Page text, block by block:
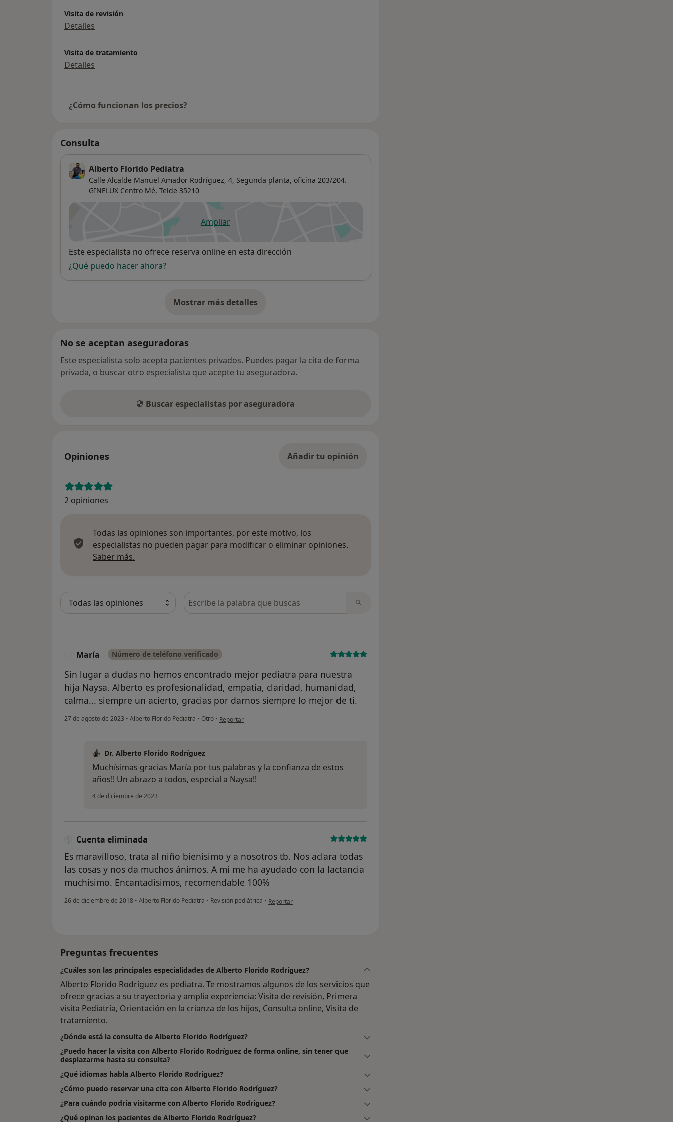
Visita de revisión
Detalles
Visita de tratamiento
Detalles
¿Cómo funcionan los precios?
Consulta
Alberto Florido Pediatra
Calle Alcalde Manuel Amador Rodríguez, 4, Segunda planta, oficina 203/204.
GINELUX Centro Mé, Telde 35210
Ampliarse abre en una nueva pestaña
Disponibilidad
Este especialista no ofrece reserva online en esta dirección
¿Qué puedo hacer ahora?
Mostrar más detalles
sobre la dirección
No se aceptan aseguradoras
Este especialista solo acepta pacientes privados. Puedes pagar la cita de forma
privada, o buscar otro especialista que acepte tu aseguradora.
Buscar especialistas por aseguradora
Opiniones Añadir tu opinión
2 opiniones
Todas las opiniones son importantes, por este motivo, los
especialistas no pueden pagar para modificar o eliminar opiniones.
Saber más.
Busca en opiniones
María Número de teléfono verificado
Sin lugar a dudas no hemos encontrado mejor pediatra para nuestra
hija Naysa. Alberto es profesionalidad, empatía, claridad, humanidad,
calma... siempre un acierto, gracias por darnos siempre lo mejor de tí.
27 de agosto de 2023 • Alberto Florido Pediatra • Otro • en opinión del usuario María
Reportar
Dr. Alberto Florido Rodríguez
Muchísimas gracias María por tus palabras y la confianza de estos
años!! Un abrazo a todos, especial a Naysa!!
4 de diciembre de 2023
Cuenta eliminada
Es maravilloso, trata al niño bienísimo y a nosotros tb. Nos aclara todas
las cosas y nos da muchos ánimos. A mi me ha ayudado con la lactancia
muchísimo. Encantadísimos, recomendable 100%
26 de diciembre de 2018 • Alberto Florido Pediatra • Revisión pediátrica • en opinión del usuario Cuenta eliminada
Reportar
Preguntas frecuentes
¿Cuáles son las principales especialidades de Alberto Florido Rodríguez?
Alberto Florido Rodríguez es pediatra. Te mostramos algunos de los servicios que
ofrece gracias a su trayectoria y amplia experiencia: Visita de revisión, Primera
visita Pediatría, Orientación en la crianza de los hijos, Consulta online, Visita de
tratamiento.
¿Dónde está la consulta de Alberto Florido Rodríguez?
¿Puedo hacer la visita con Alberto Florido Rodríguez de forma online, sin tener que
desplazarme hasta su consulta?
¿Qué idiomas habla Alberto Florido Rodríguez?
¿Cómo puedo reservar una cita con Alberto Florido Rodríguez?
¿Para cuándo podría visitarme con Alberto Florido Rodríguez?
¿Qué opinan los pacientes de Alberto Florido Rodríguez?